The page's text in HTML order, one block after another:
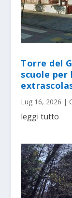
Torre del
scuole
Lug 16, 2026 |
leggi tutto